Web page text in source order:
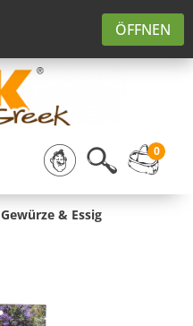
ÖFFNEN
0
Gewürze & Essig